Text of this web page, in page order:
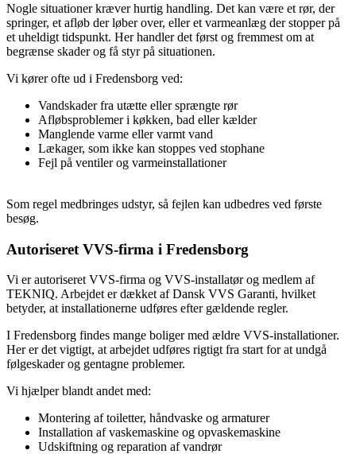
Nogle situationer kræver hurtig handling. Det kan være et rør, der
springer, et afløb der løber over, eller et varmeanlæg der stopper på
et uheldigt tidspunkt. Her handler det først og fremmest om at
begrænse skader og få styr på situationen.
Vi kører ofte ud i Fredensborg ved:
Vandskader fra utætte eller sprængte rør
Afløbsproblemer i køkken, bad eller kælder
Manglende varme eller varmt vand
Lækager, som ikke kan stoppes ved stophane
Fejl på ventiler og varmeinstallationer
Som regel medbringes udstyr, så fejlen kan udbedres ved første
besøg.
Autoriseret VVS-firma i Fredensborg
Vi er autoriseret VVS-firma og VVS-installatør og medlem af
TEKNIQ. Arbejdet er dækket af Dansk VVS Garanti, hvilket
betyder, at installationerne udføres efter gældende regler.
I Fredensborg findes mange boliger med ældre VVS-installationer.
Her er det vigtigt, at arbejdet udføres rigtigt fra start for at undgå
følgeskader og gentagne problemer.
Vi hjælper blandt andet med:
Montering af toiletter, håndvaske og armaturer
Installation af vaskemaskine og opvaskemaskine
Udskiftning og reparation af vandrør